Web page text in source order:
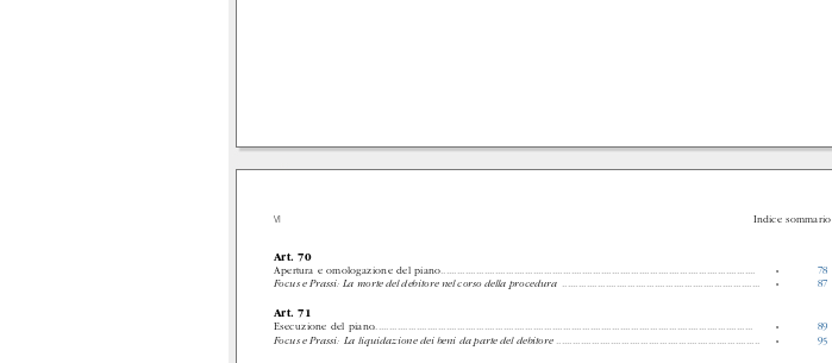
VI Indice sommario
Art. 70
Apertura e omologazione del piano.................................................................................................................... »
78
Focus e Prassi: La morte del debitore nel corso della procedura ......................................................................... » 87
Art. 71
Esecuzione del piano............................................................................................................................................ » 89
Focus e Prassi: La liquidazione dei beni da parte del debitore ........................................................................... » 95